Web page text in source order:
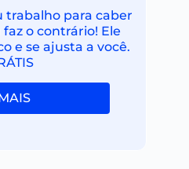
trabalho para caber
faz o contrário! Ele
e se ajusta a você.